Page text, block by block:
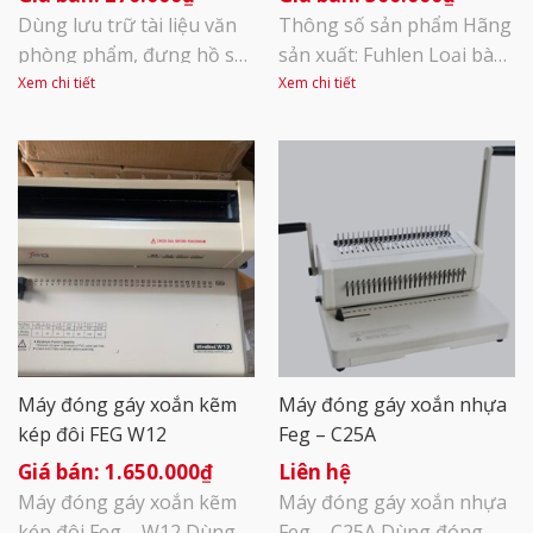
Dùng lưu trữ tài liệu văn
phòng phẩm, đựng hồ sơ,
sổ sách kế toán thuế lưu
Dùng đựng tiền, đựng đồ
chứng từ trong các ngân
hàng. Dùng đựng bản vẽ
kỹ thuật, đựng hồ sơ thầu
trong các công ty xây
dựng Dùng đựng đồ sách
vở trong [...]
Xem chi tiết
Thông số sản phẩm Hãng
sản xuất: Fuhlen Loại bàn
phím: Bàn phím thường
kết nối : USB Số lượng
120cm Độ bền : 20 triệu
lần nhấn Chất liệu vỏ:
Nhựa ABS Fuhlen L500S
được in với công nghệ
laser giúp cho màu [...]
Xem chi tiết
Máy đóng gáy xoắn kẽm
kép đôi FEG W12
1.650.000₫
Máy đóng gáy xoắn kẽm
Máy đóng gáy xoắn nhựa
Feg – C25A
Liên hệ
Máy đóng gáy xoắn nhựa